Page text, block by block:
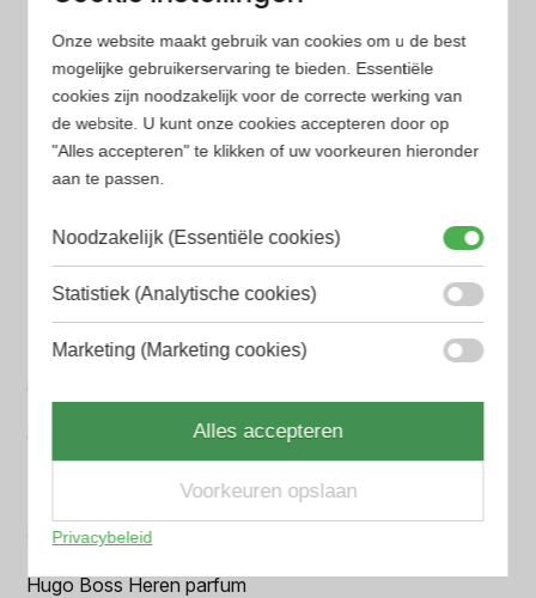
Populaire herengeuren
Amouage Heren parfum
Aramis Heren parfum
Armani Heren parfum
Azzaro Heren parfum
BALR. Heren parfum
BVLGARI Heren parfum
Creed heren parfum
Dior Heren parfum
Geurpakket
Hugo Boss Heren parfum
Onze website maakt gebruik van cookies om u de best
mogelijke gebruikerservaring te bieden. Essentiële
cookies zijn noodzakelijk voor de correcte werking van
de website. U kunt onze cookies accepteren door op
"Alles accepteren" te klikken of uw voorkeuren hieronder
aan te passen.
Noodzakelijk (Essentiële cookies)
Statistiek (Analytische cookies)
Marketing (Marketing cookies)
Alles accepteren
Voorkeuren opslaan
Privacybeleid